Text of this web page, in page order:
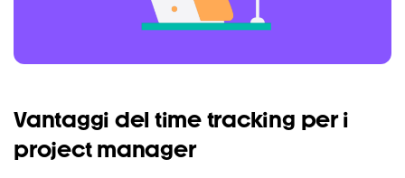
Vantaggi del time tracking per i
project manager